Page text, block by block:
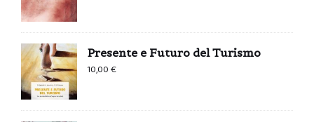
era:
0,99 €.
è:
0,00 €.
Presente e Futuro del Turismo
10,00€